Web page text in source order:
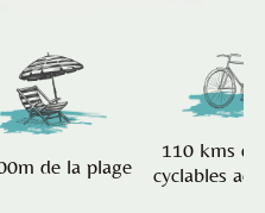
de la plage
110 kms
cyclables